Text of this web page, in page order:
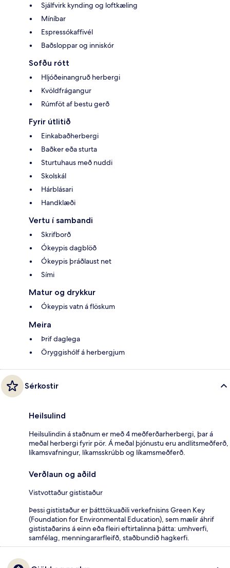
Sjálfvirk kynding og loftkæling
Míníbar
Espressókaffivél
Baðsloppar og inniskór
Sofðu rótt
Hljóðeinangruð herbergi
Kvöldfrágangur
Rúmföt af bestu gerð
Fyrir útlitið
Einkabaðherbergi
Baðker eða sturta
Sturtuhaus með nuddi
Skolskál
Hárblásari
Handklæði
Vertu í sambandi
Skrifborð
Ókeypis dagblöð
Ókeypis þráðlaust net
Sími
Matur og drykkur
Ókeypis vatn á flöskum
Meira
Þrif daglega
Öryggishólf á herbergjum
Sérkostir
Heilsulind
Heilsulindin á staðnum er með 4 meðferðarherbergi, þar á
meðal herbergi fyrir pör. Á meðal þjónustu eru andlitsmeðferð,
líkamsvafningur, líkamsskrúbb og líkamsmeðferð.
Verðlaun og aðild
Vistvottaður gististaður
Þessi gististaður er þátttökuaðili verkefnisins Green Key
(Foundation for Environmental Education), sem mælir áhrif
gististaðarins á einn eða fleiri eftirtalinna þátta: umhverfi,
samfélag, menningararfleifð, staðbundið hagkerfi.